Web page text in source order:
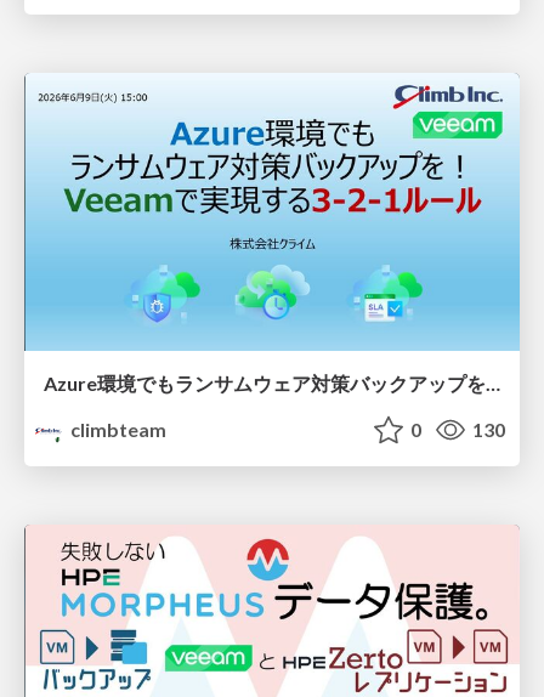
Azure環境でもランサムウェア対策バックアップを！Veeamで実現する3-2-1ルール
climbteam
0 130